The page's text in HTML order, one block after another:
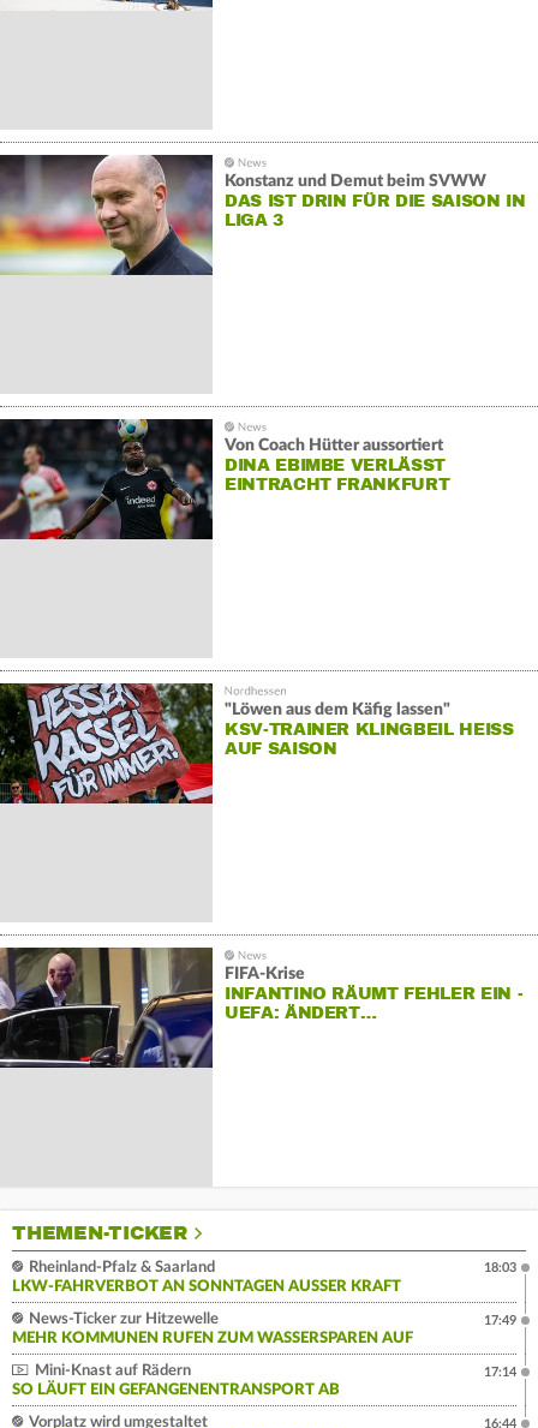
Konstanz und Demut beim SVWW
DAS IST DRIN FÜR DIE SAISON IN
LIGA 3
Von Coach Hütter aussortiert
DINA EBIMBE VERLÄSST
EINTRACHT FRANKFURT
"Löwen aus dem Käfig lassen"
KSV-TRAINER KLINGBEIL HEISS A
UF SAISON
FIFA-Krise
INFANTINO RÄUMT FEHLER EIN -
UEFA: ÄNDERT…
THEMEN-TICKER
Rheinland-Pfalz & Saarland
LKW-FAHRVERBOT AN SONNTAGEN AUSSER KRAFT
18:03
News-Ticker zur Hitzewelle
MEHR KOMMUNEN RUFEN ZUM WASSERSPAREN AUF
17:49
Mini-Knast auf Rädern
SO LÄUFT EIN GEFANGENENTRANSPORT AB
17:14
Vorplatz wird umgestaltet
16:44